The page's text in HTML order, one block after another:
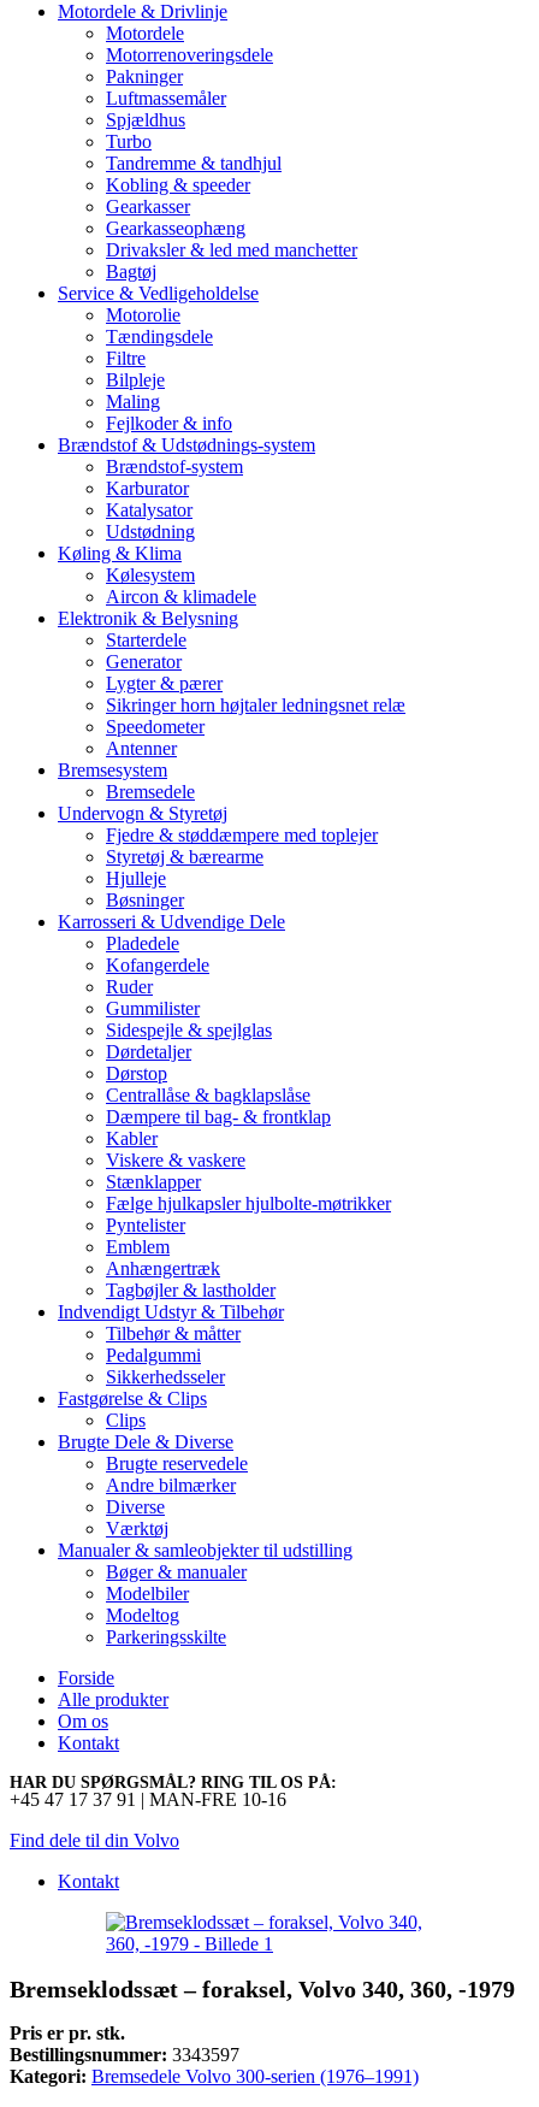
Motordele & Drivlinje
Motordele
Motorrenoveringsdele
Pakninger
Luftmassemåler
Spjældhus
Turbo
Tandremme & tandhjul
Kobling & speeder
Gearkasser
Gearkasseophæng
Drivaksler & led med manchetter
Bagtøj
Service & Vedligeholdelse
Motorolie
Tændingsdele
Filtre
Bilpleje
Maling
Fejlkoder & info
Brændstof & Udstødnings-system
Brændstof-system
Karburator
Katalysator
Udstødning
Køling & Klima
Kølesystem
Aircon & klimadele
Elektronik & Belysning
Starterdele
Generator
Lygter & pærer
Sikringer horn højtaler ledningsnet relæ
Speedometer
Antenner
Bremsesystem
Bremsedele
Undervogn & Styretøj
Fjedre & støddæmpere med toplejer
Styretøj & bærearme
Hjulleje
Bøsninger
Karrosseri & Udvendige Dele
Pladedele
Kofangerdele
Ruder
Gummilister
Sidespejle & spejlglas
Dørdetaljer
Dørstop
Centrallåse & bagklapslåse
Dæmpere til bag- & frontklap
Kabler
Viskere & vaskere
Stænklapper
Fælge hjulkapsler hjulbolte-møtrikker
Pyntelister
Emblem
Anhængertræk
Tagbøjler & lastholder
Indvendigt Udstyr & Tilbehør
Tilbehør & måtter
Pedalgummi
Sikkerhedsseler
Fastgørelse & Clips
Clips
Brugte Dele & Diverse
Brugte reservedele
Andre bilmærker
Diverse
Værktøj
Manualer & samleobjekter til udstilling
Bøger & manualer
Modelbiler
Modeltog
Parkeringsskilte
Forside
Alle produkter
Om os
Kontakt
HAR DU SPØRGSMÅL? RING TIL OS PÅ:
+45 47 17 37 91 | MAN-FRE 10-16
Find dele til din Volvo
Kontakt
Bremseklodssæt – foraksel, Volvo 340, 360, -1979
Pris er pr. stk.
Bestillingsnummer: 3343597
Kategori: Bremsedele Volvo 300-serien (1976–1991)